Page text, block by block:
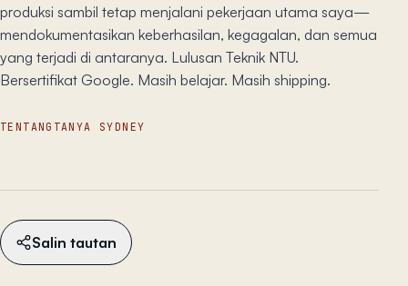
produksi sambil tetap menjalani pekerjaan utama saya—
mendokumentasikan keberhasilan, kegagalan, dan semua
yang terjadi di antaranya. Lulusan Teknik NTU.
Bersertifikat Google. Masih belajar. Masih shipping.
TENTANG TANYA SYDNEY
Salin tautan